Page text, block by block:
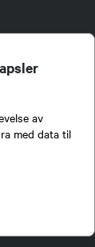
av
med data til
om jakt og
, fiske-, og
de